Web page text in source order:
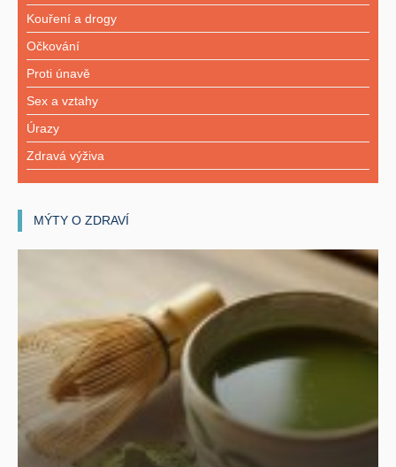
Kouření a drogy
Očkování
Proti únavě
Sex a vztahy
Úrazy
Zdravá výživa
MÝTY O ZDRAVÍ